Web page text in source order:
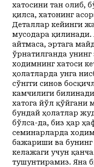
хатосини тан олиб,
қилса, хатонинг
Деталлар кейинги
мусодара қилинади.
айтмаса, эртага
ўрнатилганда
ходимнинг хатоси
ҳолатларда унга
сўнгги синов
камчилиги
хатога йўл қўйгани
бундай ҳолатлар
бўлса-да, биз ҳар
семинарларда
бажариши ва
келажаги учун
тушунтирамиз. Яна